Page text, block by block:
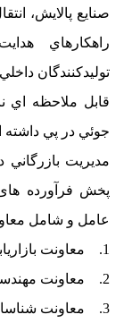
صنايع پالايش،
راهكارهاي
توليدكنندگان
قابل ملاحظه اي
جوئي در پي
مديريت
پخش فرآورده
عامل و شامل
1. معاونت بازاریابی فرآورده های نفتی
2. معاونت مهندسی پشتیبانی ساخت داخل
3. معاونت شناسایی و ارزیابی فنی بازرگانی منابع